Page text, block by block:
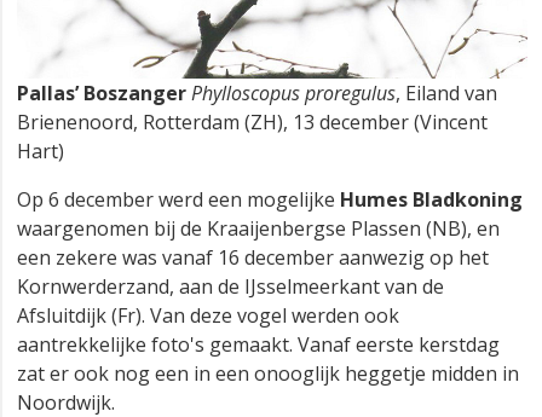
Pallas’ BoszangerPhylloscopus proregulus, Eiland van
Brienenoord, Rotterdam (ZH), 13 december (Vincent
Hart)
Op 6 december werd een mogelijke Humes Bladkoning
waargenomen bij de Kraaijenbergse Plassen (NB), en
een zekere was vanaf 16 december aanwezig op het
Kornwerderzand, aan de IJsselmeerkant van de
Afsluitdijk (Fr). Van deze vogel werden ook
aantrekkelijke foto's gemaakt. Vanaf eerste kerstdag
zat er ook nog een in een onooglijk heggetje midden in
Noordwijk.